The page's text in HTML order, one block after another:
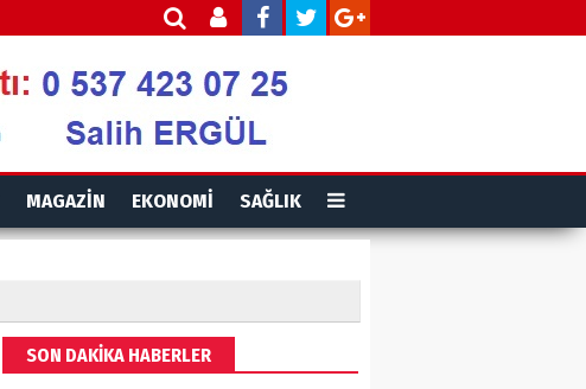
MAGAZİN EKONOMİ SAĞLIK
SON DAKİKA HABERLER
EMPERYALİZM, UŞAKLARINA
AÇIK DESTEK VERİYOR…
DÜNYA DÜZENİ
Mesut Gencer
ANADOLU BASIN YAYIN
Alaeddin Usta